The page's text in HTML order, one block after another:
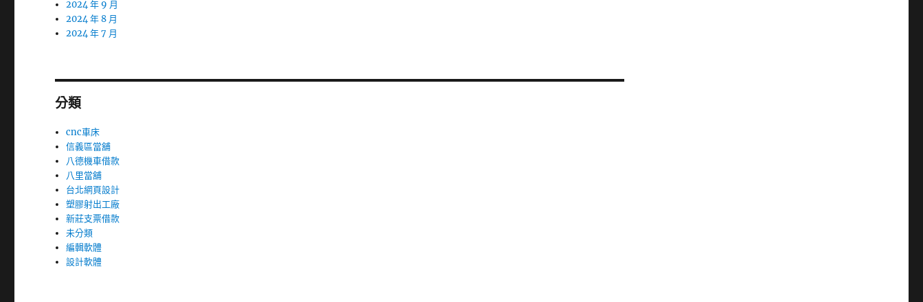
2024 年 9 月
2024 年 8 月
2024 年 7 月
分類
cnc車床
信義區當舖
八德機車借款
八里當舖
台北網頁設計
塑膠射出工廠
新莊支票借款
未分類
編輯軟體
設計軟體